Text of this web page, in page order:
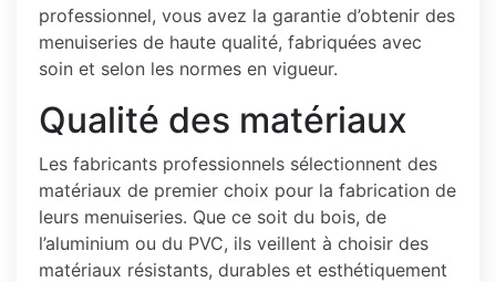
professionnel, vous avez la garantie d’obtenir des
menuiseries de haute qualité, fabriquées avec
soin et selon les normes en vigueur.
Qualité des matériaux
Les fabricants professionnels sélectionnent des
matériaux de premier choix pour la fabrication de
leurs menuiseries. Que ce soit du bois, de
l’aluminium ou du PVC, ils veillent à choisir des
matériaux résistants, durables et esthétiquement